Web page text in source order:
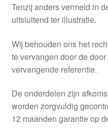
Tenzij anders vermeld in
uitsluitend ter illustratie.
Wij behouden ons het
te vervangen door de
vervangende referentie.
De onderdelen zijn
worden zorgvuldig
12 maanden garantie op